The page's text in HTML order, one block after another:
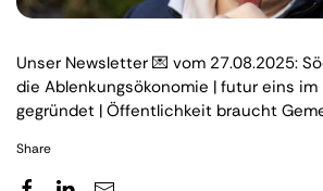
Unser Newsletter 💌 vom 27.08.2025:
die Ablenkungsökonomie | futur eins im
gegründet | Öffentlichkeit braucht
Share